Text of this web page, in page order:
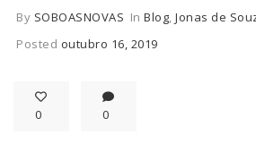
By SOBOASNOVAS In Blog, Jonas de
Posted outubro 16, 2019
0 0